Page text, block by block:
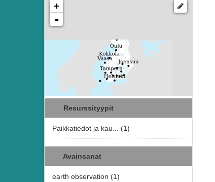
+
-
Resurssityypit
Paikkatiedot ja kau... (1)
Avainsanat
earth observation (1)